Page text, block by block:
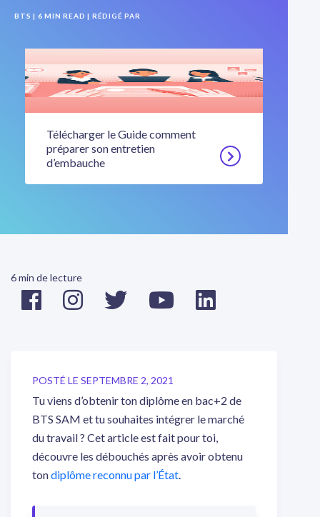
BTS | 6 MIN READ| RÉDIGÉ PAR
Télécharger le Guide comment
préparer son entretien
d’embauche
6 min de lecture
POSTÉ LE SEPTEMBRE 2, 2021
Tu viens d’obtenir ton diplôme en bac+2 de
BTS SAM et tu souhaites intégrer le marché
du travail ? Cet article est fait pour toi,
découvre les débouchés après avoir obtenu
tondiplôme reconnu par l’État.